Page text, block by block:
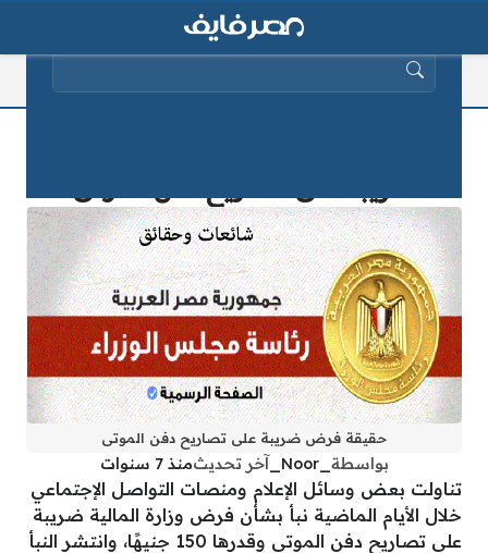
حقيقة فرض ضريبة على تصاريح دفن الموتى
بواسطة _Noor_ آخر تحديثمنذ 7 سنوات
تناولت بعض وسائل الإعلام ومنصات التواصل الإجتماعي
خلال الأيام الماضية نبأ بشأن فرض وزارة المالية ضريبة
على تصاريح دفن الموتى وقدرها 150 جنيهًا، وانتشر النبأ
البحث عن: